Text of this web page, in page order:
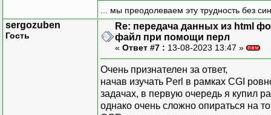
... мы преодолеваем эту трудность без
sergozuben
Гость
Re: передача данных из html
файл при помощи перл
« Ответ #7 : 13-08-2023 13:47 »
Очень признателен за ответ,
начав изучать Perl в рамках CGI
задачах, в первую очередь я купил
однако очень сложно опираться на